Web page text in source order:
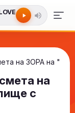
на ЗОРА на
на
с